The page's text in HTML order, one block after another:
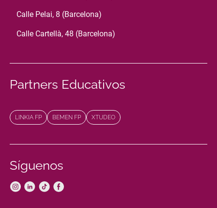
Calle Pelai, 8 (Barcelona)
Calle Cartellà, 48 (Barcelona)
Partners Educativos
LINKIA FP BEMEN FP XTUDEO
Síguenos